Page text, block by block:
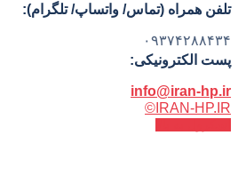
تلفن همراه (تماس/ واتساپ/ تلگرام):
۰۹۳۷۴۲۸۸۴۳۴
پست الکترونیکی:
info@iran-hp.ir
IRAN-HP.IR©